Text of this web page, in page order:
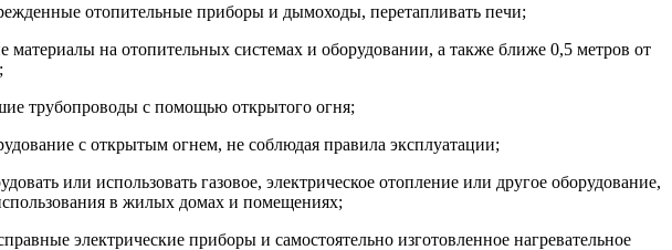
отопительные приборы и дымоходы, перетапливать печи;
материалы на отопительных системах и оборудовании, а также ближе 0,5 метров от
трубопроводы с помощью открытого огня;
с открытым огнем, не соблюдая правила эксплуатации;
или использовать газовое, электрическое отопление или другое оборудование,
в жилых домах и помещениях;
электрические приборы и самостоятельно изготовленное нагревательное